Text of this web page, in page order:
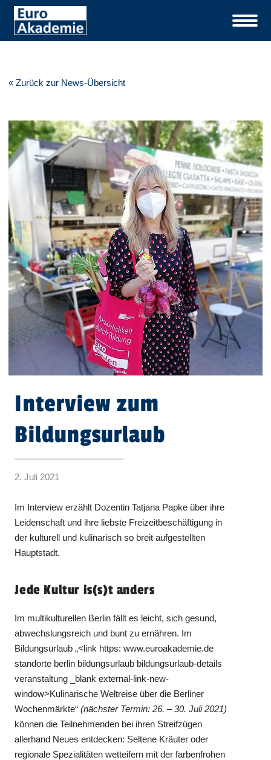
« Zurück zur News-Übersicht
Interview zum
Bildungsurlaub
2. Juli 2021
Im Interview erzählt Dozentin Tatjana Papke über ihre
Leidenschaft und ihre liebste Freizeitbeschäftigung in
der kulturell und kulinarisch so breit aufgestellten
Hauptstadt.
Jede Kultur is(s)t anders
Im multikulturellen Berlin fällt es leicht, sich gesund,
abwechslungsreich und bunt zu ernähren. Im
Bildungsurlaub „<link https: www.euroakademie.de
standorte berlin bildungsurlaub bildungsurlaub-details
veranstaltung _blank external-link-new-
window>Kulinarische Weltreise über die Berliner
Wochenmärkte“ (nächster Termin: 26. – 30. Juli 2021)
können die Teilnehmenden bei ihren Streifzügen
allerhand Neues entdecken: Seltene Kräuter oder
regionale Spezialitäten wetteifern mit der farbenfrohen